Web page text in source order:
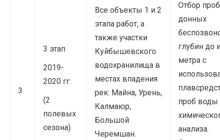
3.
3 этап
2019-
2020 гг.
(2
полевых
сезона)
Все объекты 1 и 2
этапа работ, а
также участки
Куйбышевского
водохранилища в
местах впадения
рек: Майна, Урень,
Калмаюр,
Большой
Черемшан.
Отбор
донных
глубин до
метра с
проб воды
анализа.